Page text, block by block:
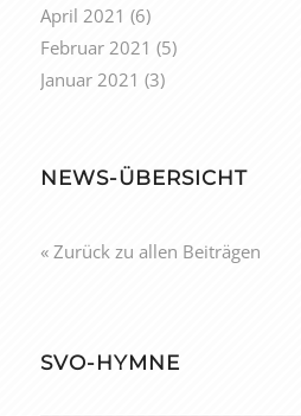
April 2021 (6)
Februar 2021 (5)
Januar 2021 (3)
NEWS-ÜBERSICHT
« Zurück zu allen Beiträgen
SVO-HYMNE